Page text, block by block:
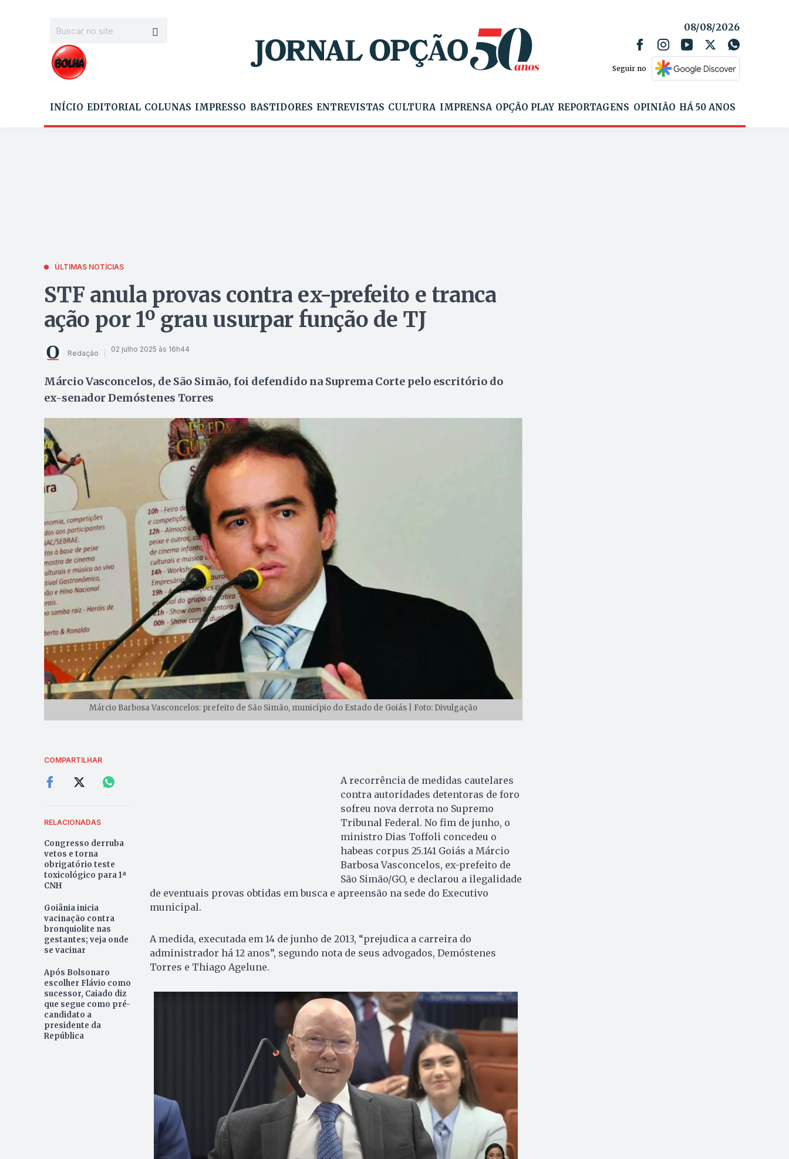
08/08/2026
Seguir no
INÍCIO EDITORIAL COLUNAS IMPRESSO BASTIDORES ENTREVISTAS CULTURA IMPRENSA OPÇÃO PLAY REPORTAGENS OPINIÃO HÁ 50 ANOS
ÚLTIMAS NOTÍCIAS
STF anula provas contra ex-prefeito e tranca
ação por 1º grau usurpar função de TJ
Redação 02 julho 2025 às 16h44
Márcio Vasconcelos, de São Simão, foi defendido na Suprema Corte pelo escritório do
ex-senador Demóstenes Torres
Márcio Barbosa Vasconcelos: prefeito de São Simão, município do Estado de Goiás | Foto: Divulgação
COMPARTILHAR
RELACIONADAS
Congresso derruba
vetos e torna
obrigatório teste
toxicológico para 1ª
CNH
Goiânia inicia
vacinação contra
bronquiolite nas
gestantes; veja onde
se vacinar
Após Bolsonaro
escolher Flávio como
sucessor, Caiado diz
que segue como pré-
candidato a
presidente da
República
A recorrência de medidas cautelares
contra autoridades detentoras de foro
sofreu nova derrota no Supremo
Tribunal Federal. No fim de junho, o
ministro Dias Toffoli concedeu o
habeas corpus 25.141 Goiás a Márcio
Barbosa Vasconcelos, ex-prefeito de
São Simão/GO, e declarou a ilegalidade
de eventuais provas obtidas em busca e apreensão na sede do Executivo
municipal.
A medida, executada em 14 de junho de 2013, “prejudica a carreira do
administrador há 12 anos”, segundo nota de seus advogados, Demóstenes
Torres e Thiago Agelune.